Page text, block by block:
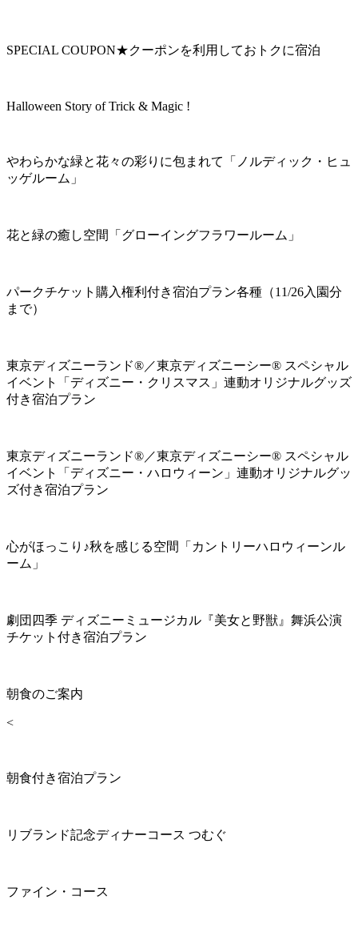
SPECIAL COUPON★クーポンを利用しておトクに宿泊
Halloween Story of Trick & Magic !
やわらかな緑と花々の彩りに包まれて「ノルディック・ヒュ
ッゲルーム」
花と緑の癒し空間「グローイングフラワールーム」
パークチケット購入権利付き宿泊プラン各種（11/26入園分
まで）
東京ディズニーランド®／東京ディズニーシー® スペシャル
イベント「ディズニー・クリスマス」連動オリジナルグッズ
付き宿泊プラン
東京ディズニーランド®／東京ディズニーシー® スペシャル
イベント「ディズニー・ハロウィーン」連動オリジナルグッ
ズ付き宿泊プラン
心がほっこり♪秋を感じる空間「カントリーハロウィーンル
ーム」
劇団四季 ディズニーミュージカル『美女と野獣』舞浜公演
チケット付き宿泊プラン
朝食のご案内
<
朝食付き宿泊プラン
リブランド記念ディナーコース つむぐ
ファイン・コース